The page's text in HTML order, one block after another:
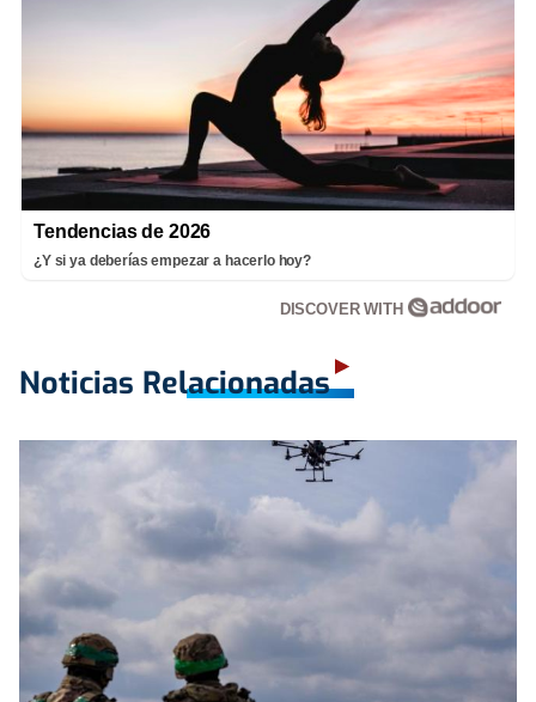
Tendencias de 2026
¿Y si ya deberías empezar a hacerlo hoy?
DISCOVER WITH
Noticias Relacionadas